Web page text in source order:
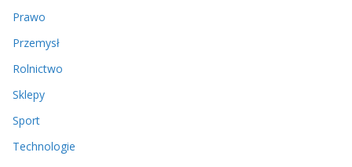
Prawo
Przemysł
Rolnictwo
Sklepy
Sport
Technologie